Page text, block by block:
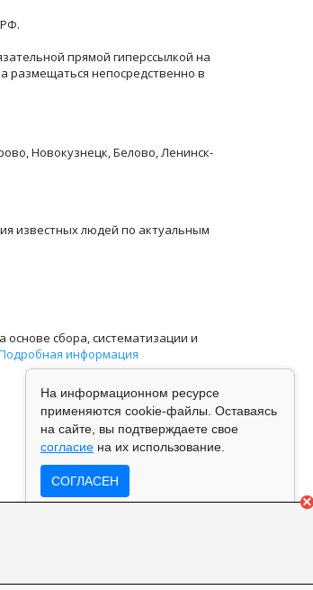
прямой гиперссылкой на
размещаться непосредственно в
Новокузнецк, Белово, Ленинск-
известных людей по актуальным
сбора, систематизации и
информация
На информационном ресурсе
применяются cookie-файлы. Оставаясь
на сайте, вы подтверждаете свое
согласие на их использование.
СОГЛАСЕН